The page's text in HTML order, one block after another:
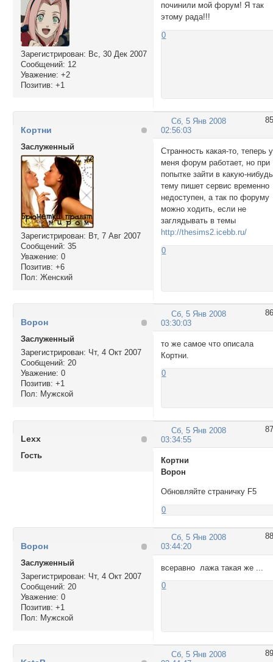
Зарегистрирован: Вс, 30 Дек 2007
Сообщений: 12
Уважение: +2
Позитив: +1
починили мой форум! Я так
этому рада!!!
0
85
Сб, 5 Янв 2008
02:56:03
Кортни
Заслуженный
Зарегистрирован: Вт, 7 Авг 2007
Сообщений: 35
Уважение: 0
Позитив: +6
Пол: Женский
Странность какая-то, теперь у
меня форум работает, но при
попытке зайти в какую-нибудь
тему пишет сервис временно
недоступен, а так по форуму
можно ходить, если не
заглядывать в темы
http://thesims2.icebb.ru/
0
86
Сб, 5 Янв 2008
03:30:03
Ворон
Заслуженный
Зарегистрирован: Чт, 4 Окт 2007
Сообщений: 20
Уважение: 0
Позитив: +1
Пол: Мужской
то же самое что описала
Кортни.
0
87
Сб, 5 Янв 2008
03:34:55
Lexx
Гость
Кортни
Ворон
Обновляйте страничку F5
0
88
Сб, 5 Янв 2008
03:44:20
Ворон
Заслуженный
Зарегистрирован: Чт, 4 Окт 2007
Сообщений: 20
Уважение: 0
Позитив: +1
Пол: Мужской
всеравно лажа такая же ...
0
89
Сб, 5 Янв 2008